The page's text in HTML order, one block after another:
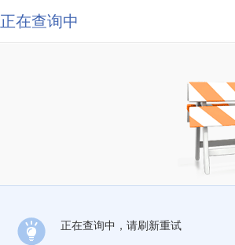
正在查询中
正在查询中，请刷新重试